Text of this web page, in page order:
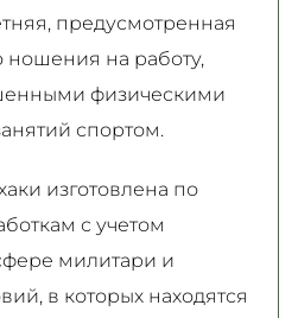
предусмотренная
ношения на работу,
физическими
спортом.
изготовлена по
с учетом
милитари и
в которых находятся